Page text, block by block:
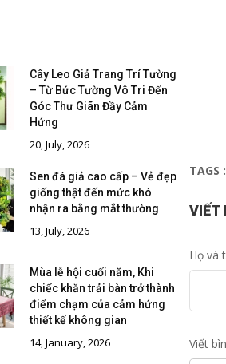
TAGS :
VIẾT
Họ và
Viết
Cây Leo Giả Trang Trí Tường
– Từ Bức Tường Vô Tri Đến
Góc Thư Giãn Đầy Cảm
Hứng
20, July, 2026
Sen đá giả cao cấp – Vẻ đẹp
giống thật đến mức khó
nhận ra bằng mắt thường
13, July, 2026
Mùa lễ hội cuối năm, Khi
chiếc khăn trải bàn trở thành
điểm chạm của cảm hứng
thiết kế không gian
14, January, 2026